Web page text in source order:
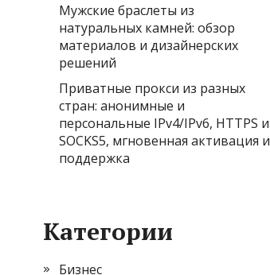
Мужские браслеты из
натуральных камней: обзор
материалов и дизайнерских
решений
Приватные прокси из разных
стран: анонимные и
персональные IPv4/IPv6, HTTPS и
SOCKS5, мгновенная активация и
поддержка
Категории
Бизнес